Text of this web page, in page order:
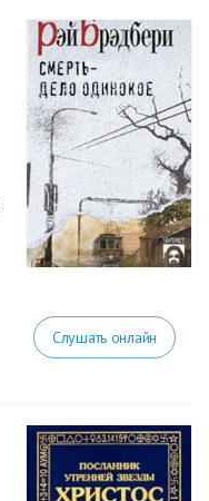
Слушать онлайн